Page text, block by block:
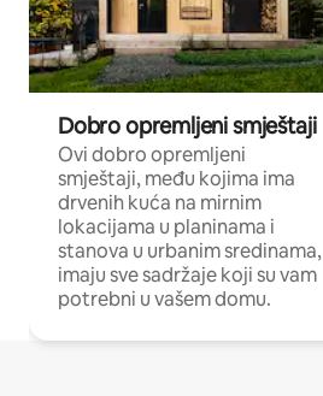
Dobro opremljeni smještaji
Ovi dobro opremljeni
smještaji, među kojima ima
drvenih kuća na mirnim
lokacijama u planinama i
stanova u urbanim sredinama,
imaju sve sadržaje koji su vam
potrebni u vašem domu.